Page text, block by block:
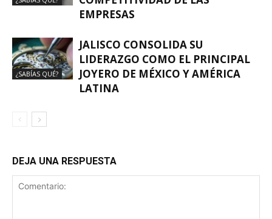
EMPRESAS
¿SABÍAS QUÉ?
JALISCO CONSOLIDA SU
LIDERAZGO COMO EL PRINCIPAL
JOYERO DE MÉXICO Y AMÉRICA
LATINA
DEJA UNA RESPUESTA